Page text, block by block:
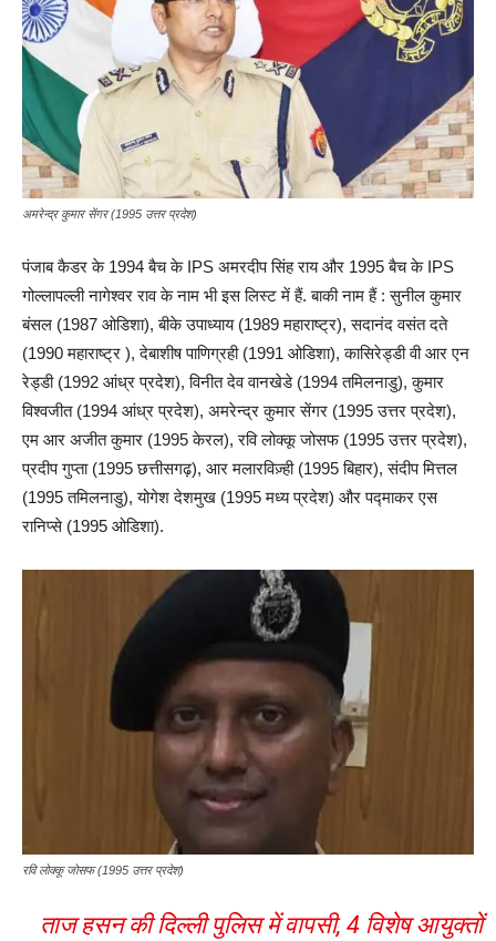
अमरेन्द्र कुमार सेंगर (1995 उत्तर प्रदेश)
पंजाब कैडर के 1994 बैच के IPS अमरदीप सिंह राय और 1995 बैच के IPS
गोल्लापल्ली नागेश्वर राव के नाम भी इस लिस्ट में हैं. बाकी नाम हैं : सुनील कुमार
बंसल (1987 ओडिशा), बीके उपाध्याय (1989 महाराष्ट्र), सदानंद वसंत दते
(1990 महाराष्ट्र ), देबाशीष पाणिग्रही (1991 ओडिशा), कासिरेड्डी वी आर एन
रेड्डी (1992 आंध्र प्रदेश), विनीत देव वानखेडे (1994 तमिलनाडु), कुमार
विश्वजीत (1994 आंध्र प्रदेश), अमरेन्द्र कुमार सेंगर (1995 उत्तर प्रदेश),
एम आर अजीत कुमार (1995 केरल), रवि लोक्कू जोसफ (1995 उत्तर प्रदेश),
प्रदीप गुप्ता (1995 छत्तीसगढ़), आर मलारविज़्ही (1995 बिहार), संदीप मित्तल
(1995 तमिलनाडु), योगेश देशमुख (1995 मध्य प्रदेश) और पद्माकर एस
रानिप्से (1995 ओडिशा).
रवि लोक्कू जोसफ (1995 उत्तर प्रदेश)
ताज हसन की दिल्ली पुलिस में वापसी, 4 विशेष आयुक्तों